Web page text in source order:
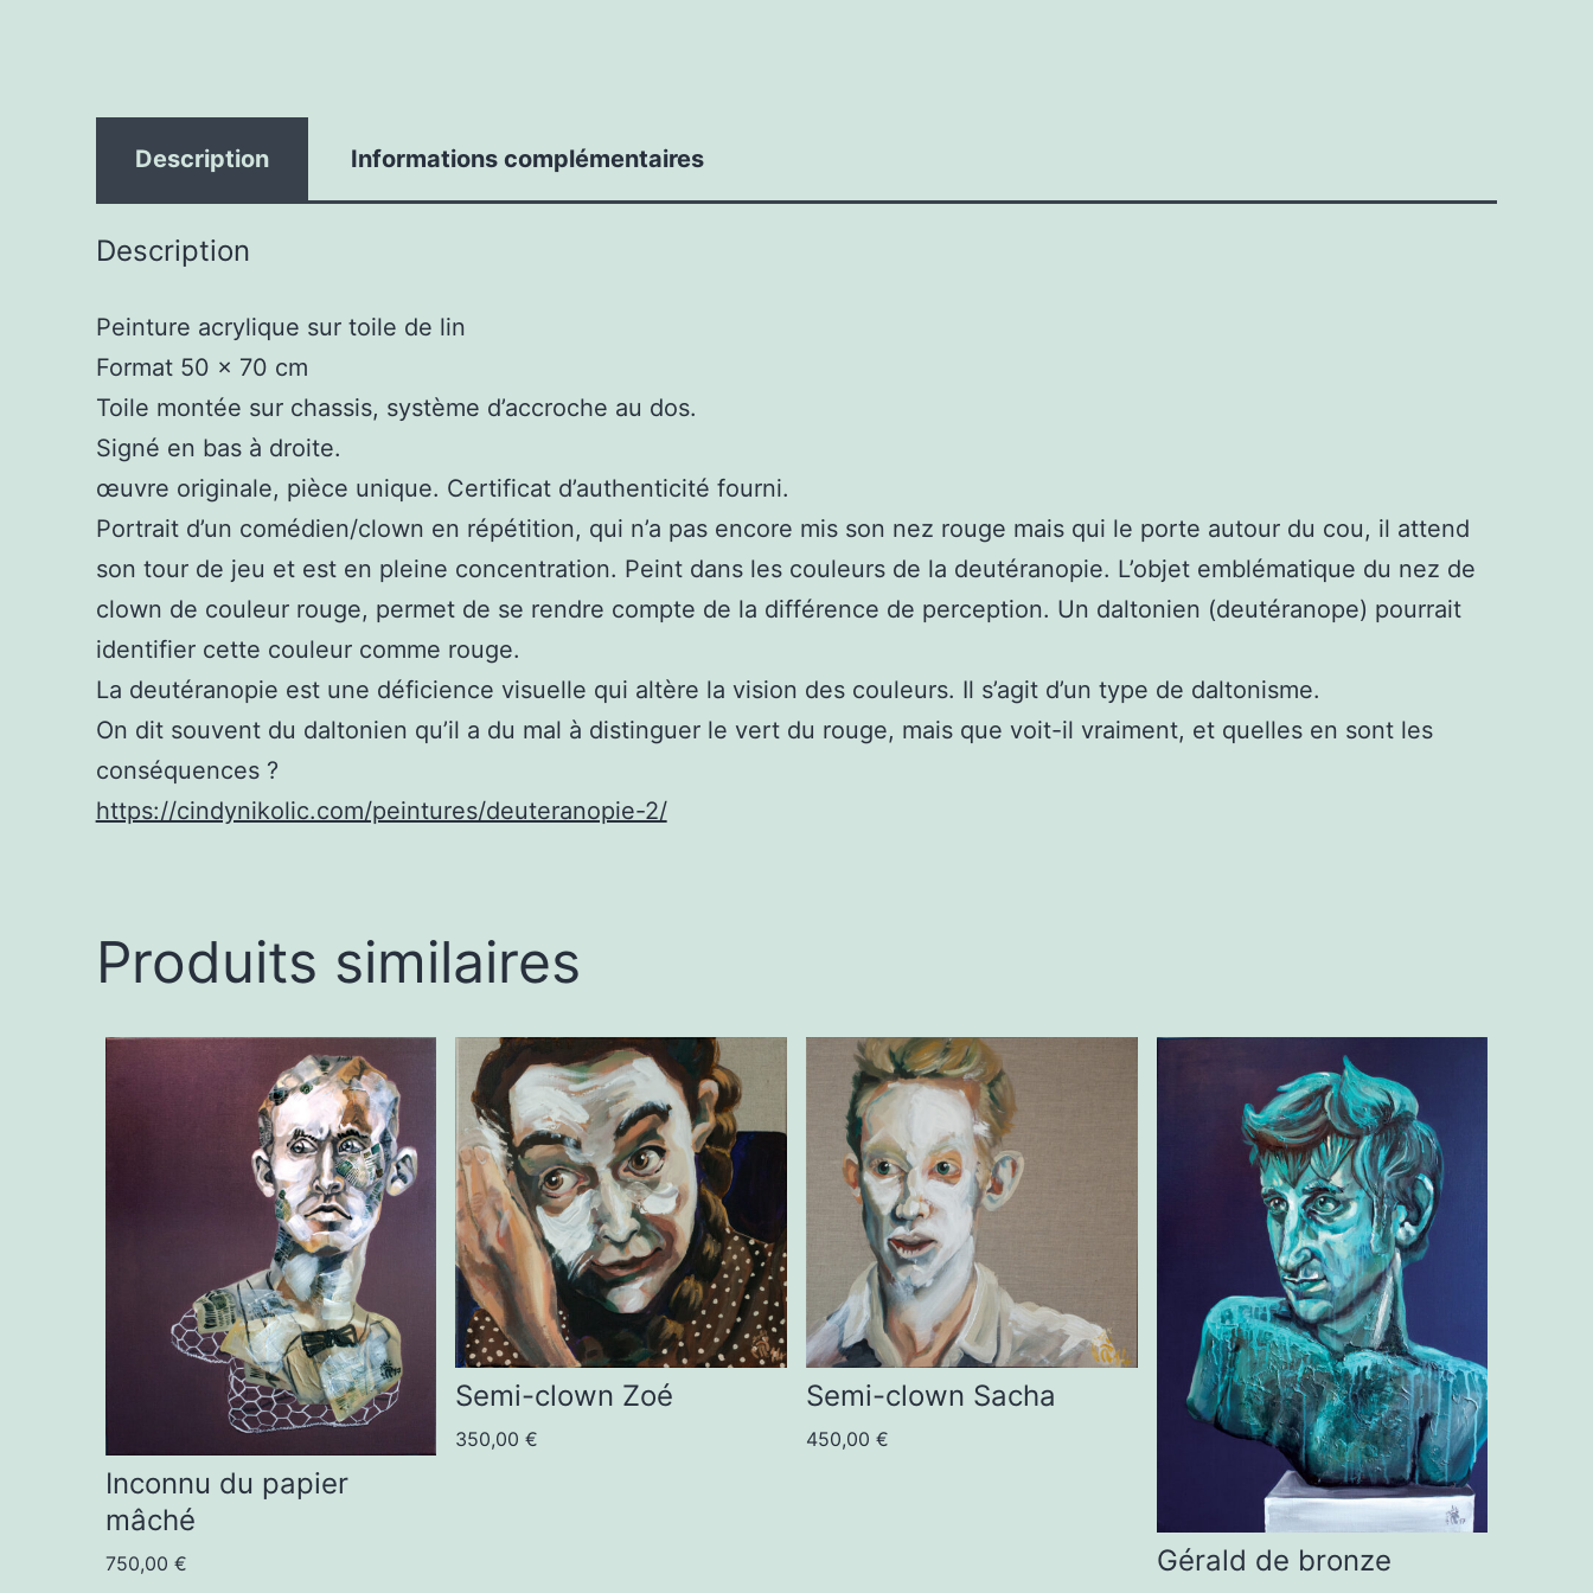
Description Informations complémentaires
Description
Peinture acrylique sur toile de lin
Format 50 x 70 cm
Toile montée sur chassis, système d’accroche au dos.
Signé en bas à droite.
œuvre originale, pièce unique. Certificat d’authenticité fourni.
Portrait d’un comédien/clown en répétition, qui n’a pas encore mis son nez rouge mais qui le porte autour du cou, il attend
son tour de jeu et est en pleine concentration. Peint dans les couleurs de la deutéranopie. L’objet emblématique du nez de
clown de couleur rouge, permet de se rendre compte de la différence de perception. Un daltonien (deutéranope) pourrait
identifier cette couleur comme rouge.
La deutéranopie est une déficience visuelle qui altère la vision des couleurs. Il s’agit d’un type de daltonisme.
On dit souvent du daltonien qu’il a du mal à distinguer le vert du rouge, mais que voit-il vraiment, et quelles en sont les
conséquences ?
https://cindynikolic.com/peintures/deuteranopie-2/
Produits similaires
Inconnu du papier
mâché
750,00 €
Semi-clown Zoé
350,00€
Semi-clown Sacha
450,00 €
Gérald de bronze